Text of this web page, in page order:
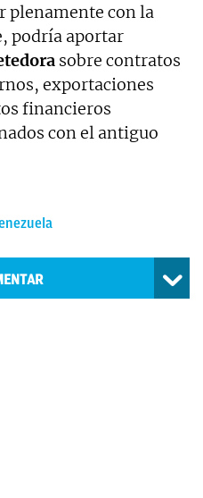
plenamente con la
podría aportar
sobre contratos
exportaciones
financieros
con el antiguo